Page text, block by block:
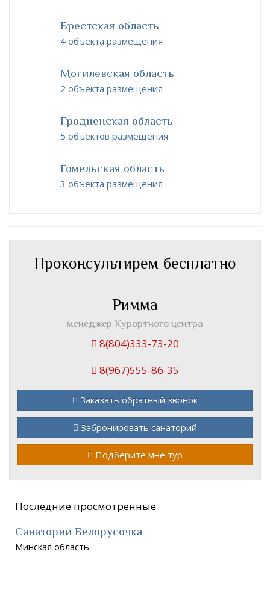
Брестская область
4 объекта размещения
Могилевская область
2 объекта размещения
Гродненская область
5 объектов размещения
Гомельская область
3 объекта размещения
Проконсультирем бесплатно
Римма
менеджер Курортного центра
8(804)333-73-20
8(967)555-86-35
Заказать обратный звонок
Забронировать санаторий
Подберите мне тур
Последние просмотренные
Санаторий Белорусочка
Минская область